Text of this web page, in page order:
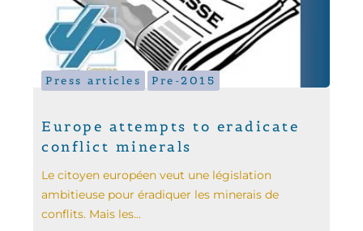
Press articles Pre-2015
Europe attempts to eradicate
conflict minerals
Le citoyen européen veut une législation
ambitieuse pour éradiquer les minerais de
conflits. Mais les...